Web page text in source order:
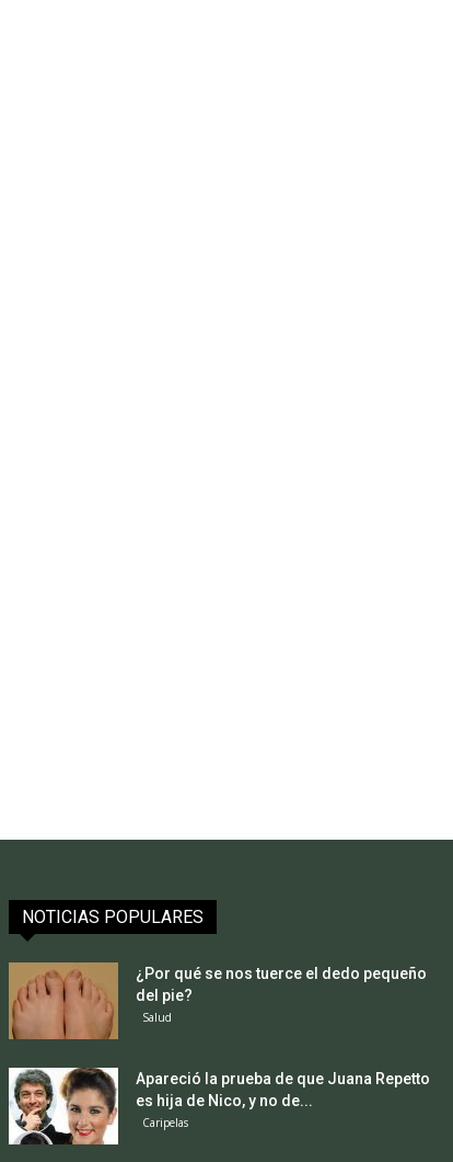
NOTICIAS POPULARES
¿Por qué se nos tuerce el dedo pequeño
del pie?
Salud
Apareció la prueba de que Juana Repetto
es hija de Nico, y no de...
Caripelas